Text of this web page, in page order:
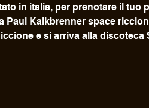
in italia, per prenotare il tuo
Paul Kalkbrenner space
e si arriva alla discoteca